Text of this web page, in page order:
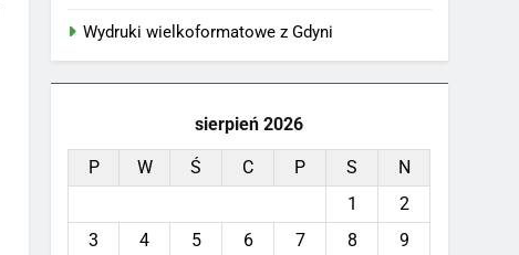
Wydruki wielkoformatowe z Gdyni
sierpień 2026
P W Ś C P S
N
1
2
3
4 5 6 7 8
9